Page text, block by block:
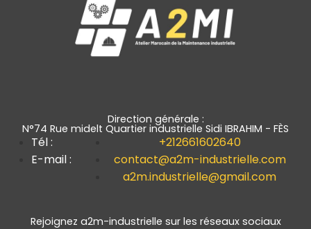
Direction générale :
N°74 Rue midelt Quartier industrielle Sidi IBRAHIM - FÈS
Tél :
E-mail :
+212661602640
contact@a2m-industrielle.com
a2m.industrielle@gmail.com
Rejoignez a2m-industrielle sur les réseaux sociaux